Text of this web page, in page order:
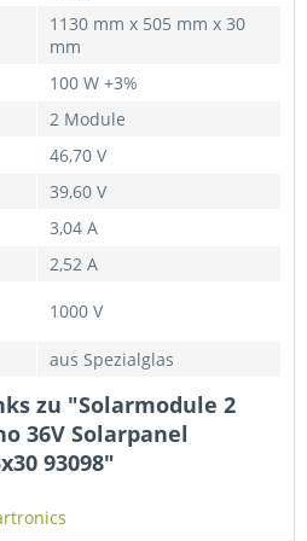
1130 mm x 505 mm x 30
mm
100 W +3%
2 Module
46,70 V
39,60 V
3,04 A
2,52 A
1000 V
aus Spezialglas
zu "Solarmodule 2
36V Solarpanel
93098"